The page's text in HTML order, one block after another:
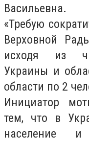
Васильевна.
«Требую
Верховной
исходя из
Украины и
области по 2
Инициатор
тем, что в
население